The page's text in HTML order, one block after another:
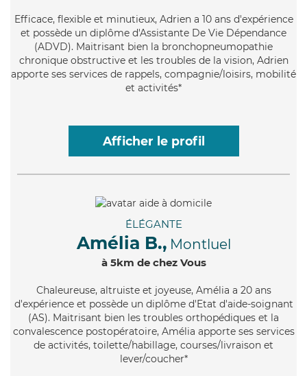
Efficace, flexible et minutieux, Adrien a 10 ans d'expérience
et possède un diplôme d'Assistante De Vie Dépendance
(ADVD). Maitrisant bien la bronchopneumopathie
chronique obstructive et les troubles de la vision, Adrien
apporte ses services de rappels, compagnie/loisirs, mobilité
et activités*
Afficher le profil
ÉLÉGANTE
Amélia B., Montluel
à 5km de chez Vous
Chaleureuse, altruiste et joyeuse, Amélia a 20 ans
d'expérience et possède un diplôme d'Etat d'aide-soignant
(AS). Maitrisant bien les troubles orthopédiques et la
convalescence postopératoire, Amélia apporte ses services
de activités, toilette/habillage, courses/livraison et
lever/coucher*